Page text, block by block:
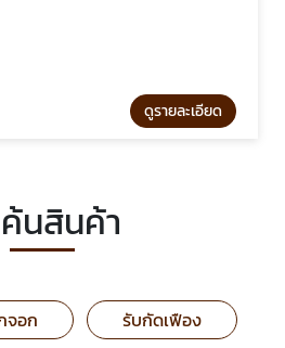
ดูรายละเอียด
นสินค้า
จอก
รับกัดเฟือง